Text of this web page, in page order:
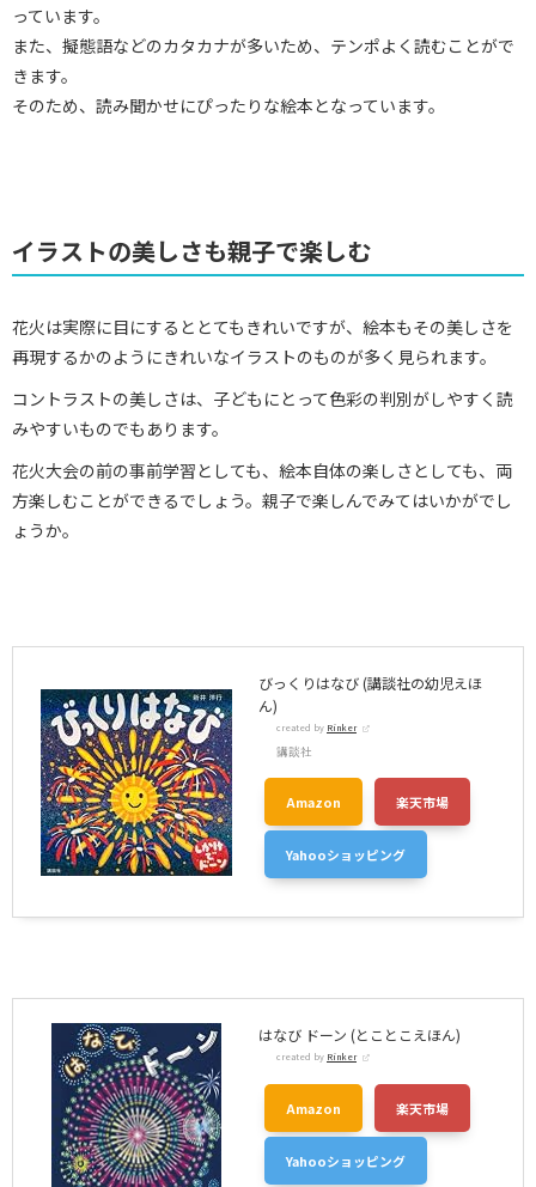
っています。
また、擬態語などのカタカナが多いため、テンポよく読むことがで
きます。
そのため、読み聞かせにぴったりな絵本となっています。
イラストの美しさも親子で楽しむ
花火は実際に目にするととてもきれいですが、絵本もその美しさを
再現するかのようにきれいなイラストのものが多く見られます。
コントラストの美しさは、子どもにとって色彩の判別がしやすく読
みやすいものでもあります。
花火大会の前の事前学習としても、絵本自体の楽しさとしても、両
方楽しむことができるでしょう。親子で楽しんでみてはいかがでし
ょうか。
びっくりはなび (講談社の幼児えほ
ん)
created by Rinker
講談社
Amazon 楽天市場
Yahooショッピング
はなび ドーン (とことこえほん)
created by Rinker
Amazon 楽天市場
Yahooショッピング